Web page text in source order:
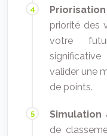
priorité des
votre
valider une
de points.
Simulation
de